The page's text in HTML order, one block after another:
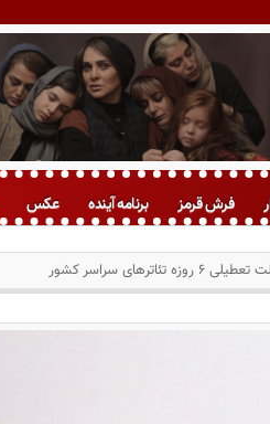
فرش قرمز برنامه آینده عکس
۶ روزه تئاترهای سراسر کشور